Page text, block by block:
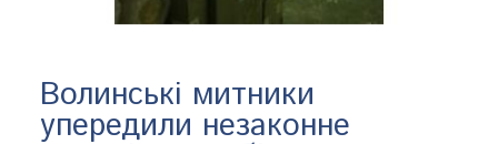
Волинські митники
упередили незаконне